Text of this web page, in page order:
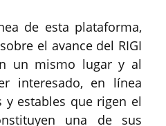
de esta plataforma,
el avance del RIGI
un mismo lugar y al
interesado, en línea
y estables que rigen el
una de sus